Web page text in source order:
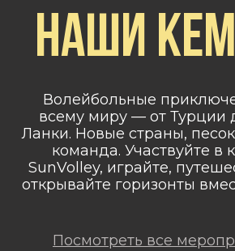
Наши
Посмотреть все
Волейбольные
всему миру — от Турции
Ланки. Новые страны,
команда. Участвуйте в
SunVolley, играйте,
открывайте горизонты